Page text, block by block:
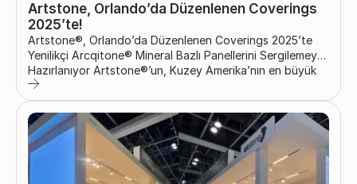
Artstone, Orlando’da Düzenlenen Coverings
2025’te!
Artstone®, Orlando’da Düzenlenen Coverings 2025’te
Yenilikçi Arcqitone® Mineral Bazlı Panellerini Sergilemeye
Hazırlanıyor Artstone®’un, Kuzey Amerika’nın en büyük
uluslararası seramik ve taş fuarı olan Coverings 2025’te
yer alacağını duyurmaktan büyük mutluluk duyuyoruz.
Orlando, Florida’da, Orange County Convention
Center’da düzenlenecek olan etkinlik 29 Nisan – 2 Mayıs
2025 tarihleri arasında gerçekleşecek. Bu prestijli
organizasyonda Artstone®, yenilikçi Arcqitone® mineral
bazlı panellerini ilk kez...